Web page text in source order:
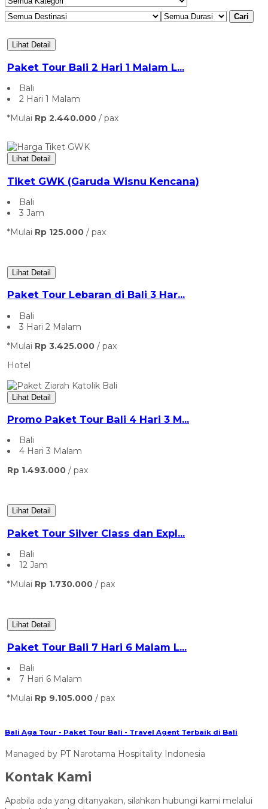
Cari
Lihat Detail
Paket Tour Bali 2 Hari 1 Malam L...
Bali
2 Hari 1 Malam
*Mulai Rp 2.440.000 / pax
Lihat Detail
Tiket GWK (Garuda Wisnu Kencana)
Bali
3 Jam
*Mulai Rp 125.000 / pax
Lihat Detail
Paket Tour Lebaran di Bali 3 Har...
Bali
3 Hari 2 Malam
*Mulai Rp 3.425.000 / pax
Hotel
Lihat Detail
Promo Paket Tour Bali 4 Hari 3 M...
Bali
4 Hari 3 Malam
Rp 1.493.000 / pax
Lihat Detail
Paket Tour Silver Class dan Expl...
Bali
12 Jam
*Mulai Rp 1.730.000 / pax
Lihat Detail
Paket Tour Bali 7 Hari 6 Malam L...
Bali
7 Hari 6 Malam
*Mulai Rp 9.105.000 / pax
Bali Aga Tour - Paket Tour Bali - Travel Agent Terbaik di Bali
Managed by PT Narotama Hospitality Indonesia
Kontak Kami
Apabila ada yang ditanyakan, silahkan hubungi kami melalui